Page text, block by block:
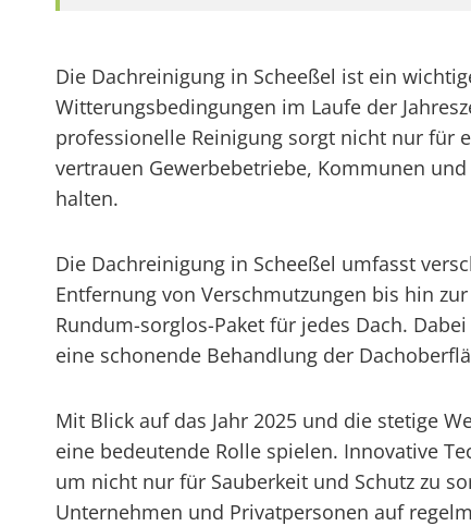
Die Dachreinigung in Scheeßel ist ein
Witterungsbedingungen im Laufe der
professionelle Reinigung sorgt nicht nur für
vertrauen Gewerbebetriebe, Kommunen
halten.
Die Dachreinigung in Scheeßel umfasst
Entfernung von Verschmutzungen bis hin
Rundum-sorglos-Paket für jedes Dach.
eine schonende Behandlung der
Mit Blick auf das Jahr 2025 und die stetige
eine bedeutende Rolle spielen. Innovative
um nicht nur für Sauberkeit und Schutz zu
Unternehmen und Privatpersonen auf